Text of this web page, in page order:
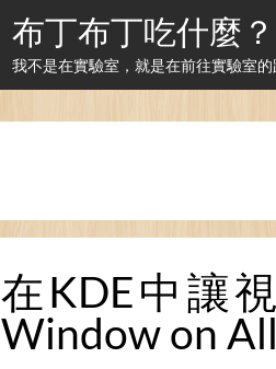
布丁布丁吃什麼？
我不是在實驗室，就是在前往實驗室的
在KDE中讓
Window on